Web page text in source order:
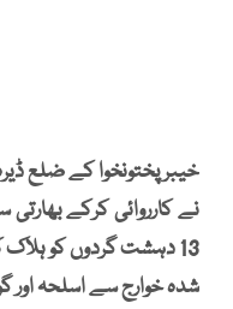
خیبرپختونخوا کے ضلع
نے کارروائی کرکے
13 دہشت گردوں کو ہلاک
شدہ خوارج سے اسلحہ اور